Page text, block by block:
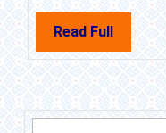
Read FullRead
Full